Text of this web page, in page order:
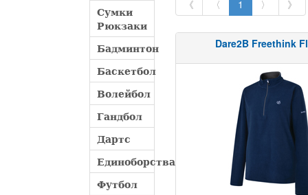
Сумки
Рюкзаки
Бадминтон
Баскетбол
Волейбол
Гандбол
Дартс
Единоборства
Футбол
《 〈 1 〉 》
Dare2B Freethink